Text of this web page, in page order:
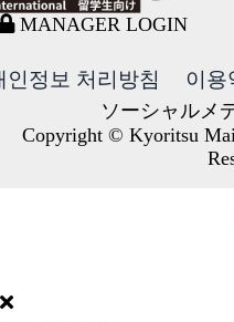
MANAGER LOGIN
인정보 처리방침 이용
ソーシャルメ
Copyright © Kyoritsu